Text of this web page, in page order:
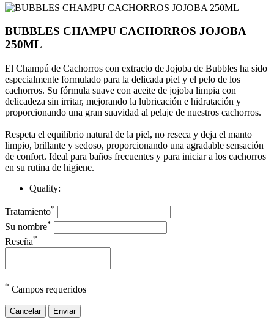
BUBBLES CHAMPU CACHORROS JOJOBA
250ML
El Champú de Cachorros con extracto de Jojoba de Bubbles ha sido
especialmente formulado para la delicada piel y el pelo de los
cachorros. Su fórmula suave con aceite de jojoba limpia con
delicadeza sin irritar, mejorando la lubricación e hidratación y
proporcionando una gran suavidad al pelaje de nuestros cachorros.
Respeta el equilibrio natural de la piel, no reseca y deja el manto
limpio, brillante y sedoso, proporcionando una agradable sensación
de confort. Ideal para baños frecuentes y para iniciar a los cachorros
en su rutina de higiene.
Quality:
Tratamiento*
Su nombre*
Reseña*
* Campos requeridos
Cancelar Enviar